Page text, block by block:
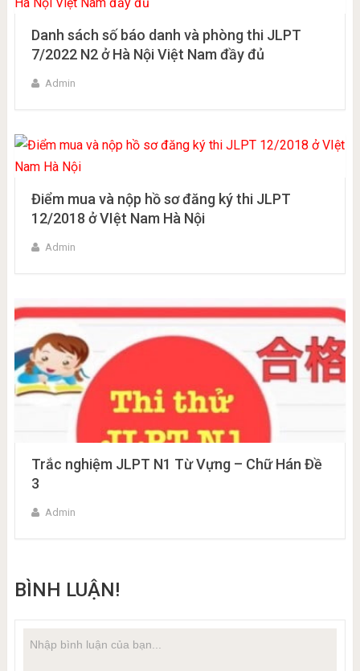
Danh sách số báo danh và phòng thi JLPT
7/2022 N2 ở Hà Nội Việt Nam đầy đủ
Admin
Điểm mua và nộp hồ sơ đăng ký thi JLPT
12/2018 ở VIệt Nam Hà Nội
Admin
Trắc nghiệm JLPT N1 Từ Vựng – Chữ Hán Đề
3
Admin
BÌNH LUẬN!